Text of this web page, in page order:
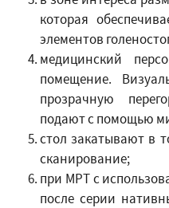
которая
элементов
медицинский
помещение.
прозрачную
подают с помощью
стол закатывают в
сканирование;
при МРТ с
после серии